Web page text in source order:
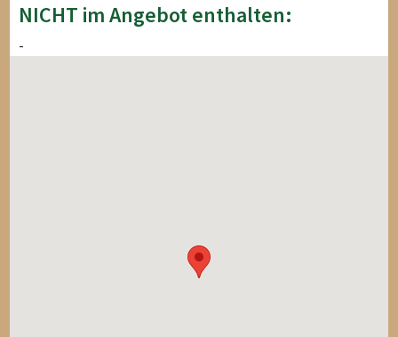
NICHT im Angebot enthalten:
-